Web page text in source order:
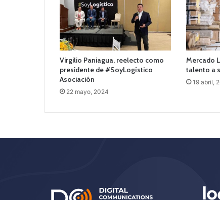
Virgilio Paniagua, reelecto como
presidente de #SoyLogístico
Asociación
22 mayo, 2024
Mercado
talento a
19 abril,